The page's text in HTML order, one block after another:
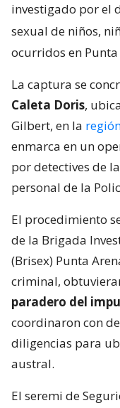
investigado por el
sexual de niños,
ocurridos en Punta
La captura se
Caleta Doris,
Gilbert, en la
enmarca en un
por detectives de
personal de la
El procedimiento
de la Brigada
(Brisex) Punta
criminal,
paradero del
coordinaron con
diligencias para
austral.
El seremi de